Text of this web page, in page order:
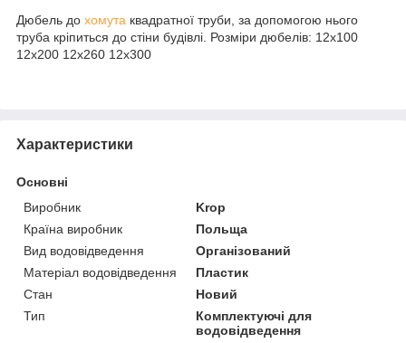
Дюбель до хомута квадратної труби, за допомогою нього
труба кріпиться до стіни будівлі. Розміри дюбелів: 12х100
12х200 12х260 12х300
Характеристики
Основні
Виробник
Krop
Країна виробник
Польща
Вид водовідведення
Організований
Матеріал водовідведення
Пластик
Стан
Новий
Тип
Комплектуючі для
водовідведення